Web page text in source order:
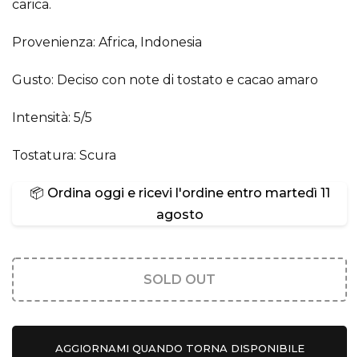
carica.
Provenienza: Africa, Indonesia
Gusto: Deciso con note di tostato e cacao amaro
Intensità: 5/5
Tostatura: Scura
📦 Ordina oggi e ricevi l'ordine entro martedì 11
agosto
SOLD OUT
AGGIORNAMI QUANDO TORNA DISPONIBILE